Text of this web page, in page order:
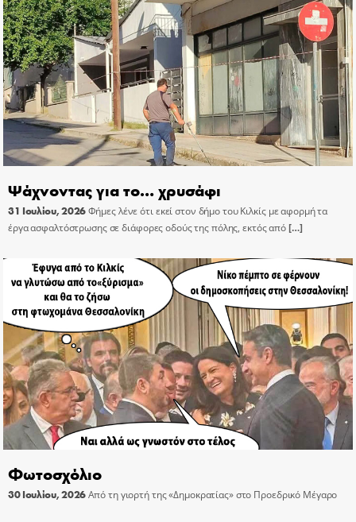
Ψάχνοντας για το… χρυσάφι
31 Ιουλίου, 2026Φήμες λένε ότι εκεί στον δήμο του Κιλκίς με αφορμή τα
έργα ασφαλτόστρωσης σε διάφορες οδούς της πόλης, εκτός από[…]
Φωτοσχόλιο
30 Ιουλίου, 2026Από τη γιορτή της «Δημοκρατίας» στο Προεδρικό Μέγαρο